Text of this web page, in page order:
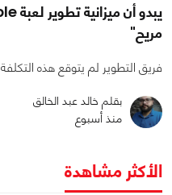
مريح"
فريق التطوير لم يتوقع هذه التكلفة
بقلم خالد عبد الخالق
منذ أسبوع
الأكثر مشاهدة